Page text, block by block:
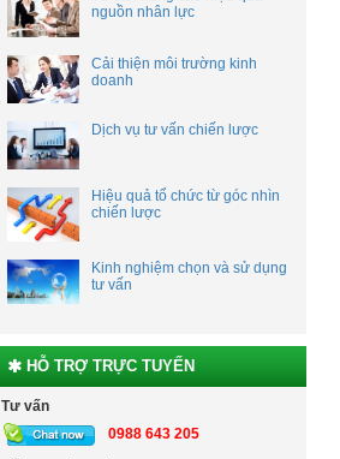
nguồn nhân lực
Cải thiện môi trường kinh
doanh
Dịch vụ tư vấn chiến lược
Hiệu quả tổ chức từ góc nhìn
chiến lược
Kinh nghiệm chọn và sử dụng
tư vấn
HỖ TRỢ TRỰC TUYẾN
Tư vấn
0988 643 205